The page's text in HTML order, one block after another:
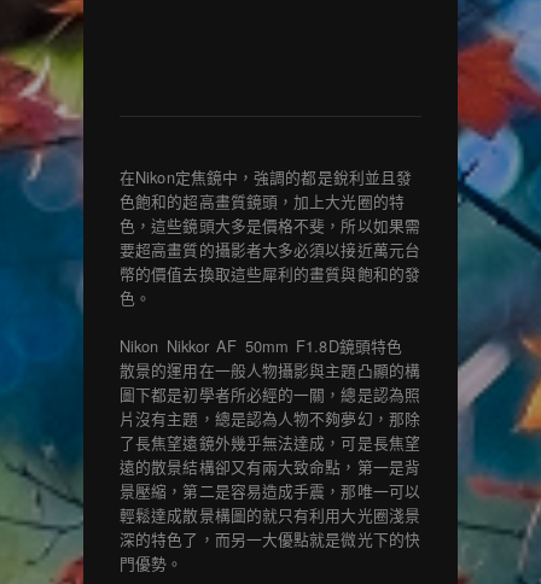
在Nikon定焦鏡中，強調的都是銳利並且發
色飽和的超高畫質鏡頭，加上大光圈的特
色，這些鏡頭大多是價格不斐，所以如果需
要超高畫質的攝影者大多必須以接近萬元台
幣的價值去換取這些犀利的畫質與飽和的發
色。
Nikon Nikkor AF 50mm F1.8D鏡頭特色
散景的運用在一般人物攝影與主題凸顯的構
圖下都是初學者所必經的一關，總是認為照
片沒有主題，總是認為人物不夠夢幻，那除
了長焦望遠鏡外幾乎無法達成，可是長焦望
遠的散景結構卻又有兩大致命點，第一是背
景壓縮，第二是容易造成手震，那唯一可以
輕鬆達成散景構圖的就只有利用大光圈淺景
深的特色了，而另一大優點就是微光下的快
門優勢。